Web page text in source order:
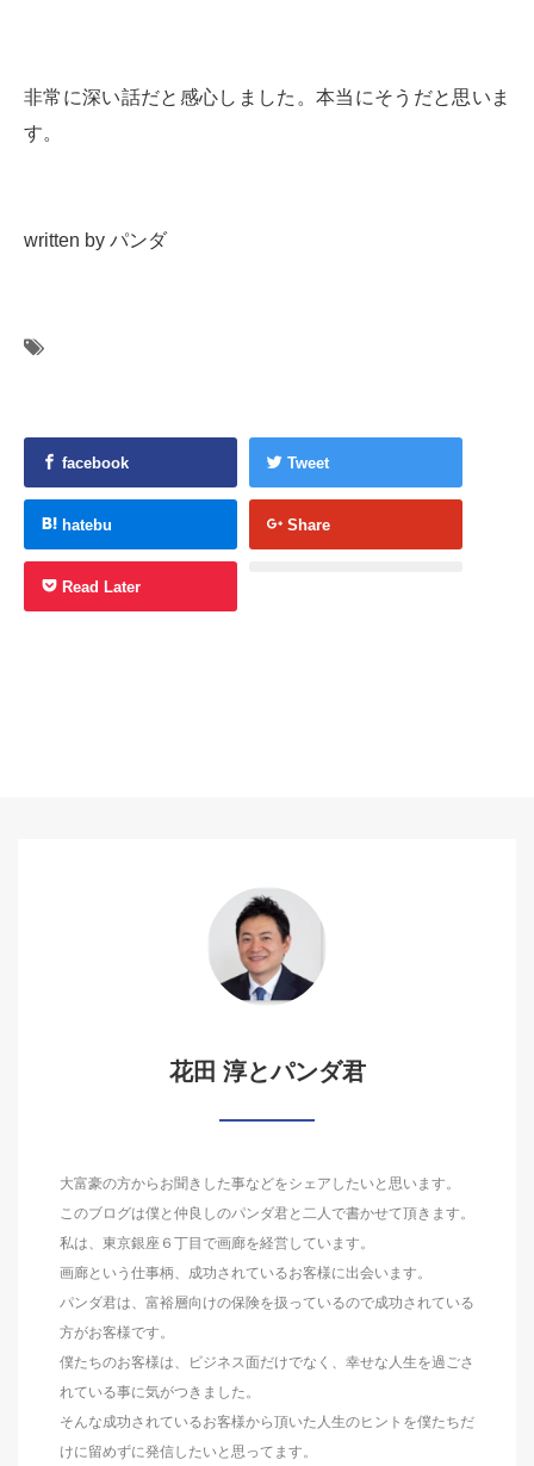
非常に深い話だと感心しました。本当にそうだと思いま
す。
written by パンダ
facebook Tweet
hatebu Share
Read Later
花田 淳とパンダ君
大富豪の方からお聞きした事などをシェアしたいと思います。
このブログは僕と仲良しのパンダ君と二人で書かせて頂きます。
私は、東京銀座６丁目で画廊を経営しています。
画廊という仕事柄、成功されているお客様に出会います。
パンダ君は、富裕層向けの保険を扱っているので成功されている
方がお客様です。
僕たちのお客様は、ビジネス面だけでなく、幸せな人生を過ごさ
れている事に気がつきました。
そんな成功されているお客様から頂いた人生のヒントを僕たちだ
けに留めずに発信したいと思ってます。